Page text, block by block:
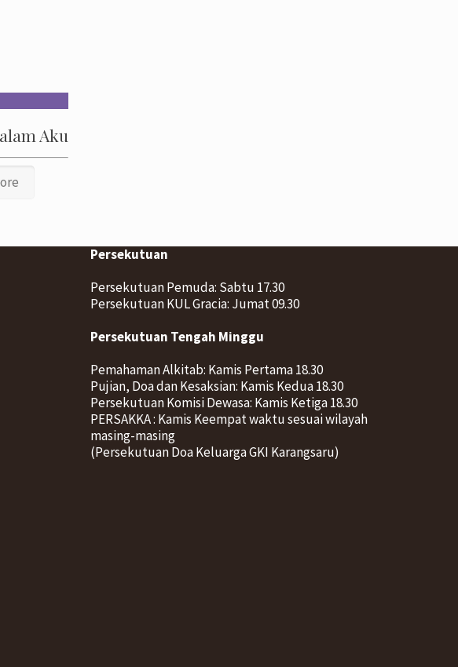
Aku
Persekutuan
Persekutuan Pemuda: Sabtu 17.30
Persekutuan KUL Gracia: Jumat 09.30
Persekutuan Tengah Minggu
Pemahaman Alkitab: Kamis Pertama 18.30
Pujian, Doa dan Kesaksian: Kamis Kedua 18.30
Persekutuan Komisi Dewasa: Kamis Ketiga 18.30
PERSAKKA : Kamis Keempat waktu sesuai wilayah
masing-masing
(Persekutuan Doa Keluarga GKI Karangsaru)